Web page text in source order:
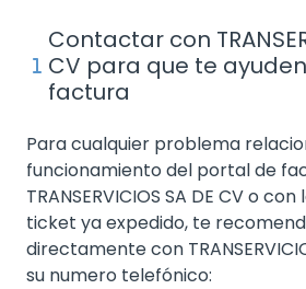
Contactar con
CV para que te
factura
Para cualquier problema
funcionamiento del portal de
TRANSERVICIOS SA DE CV o
ticket ya expedido, te
directamente con
su numero telefónico: